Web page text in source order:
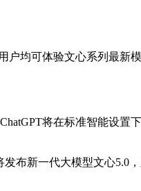
均可体验文心系列最新
将在标准智能设置
新一代大模型文心5.0